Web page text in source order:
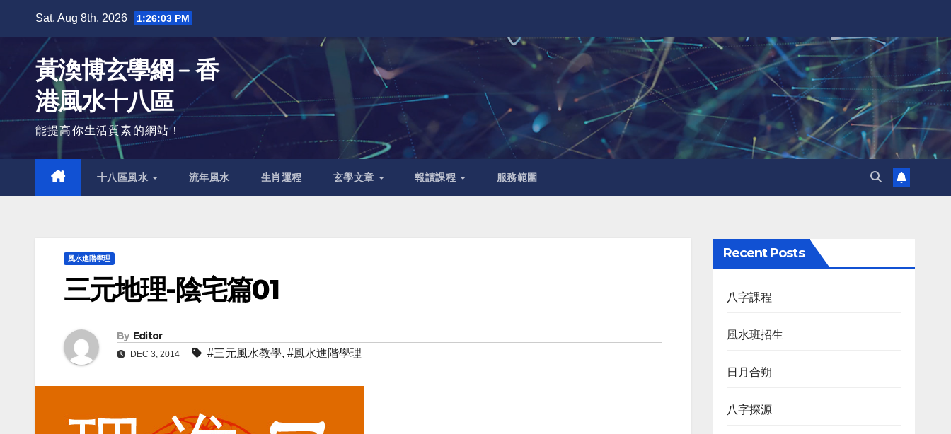
content
Sat. Aug 8th, 2026 1:26:04 PM
黃渙博玄學網﹣香
港風水十八區
能提高你生活質素的網站！
十八區風水 流年風水 生肖運程 玄學文章 報讀課程 服務範圍
風水進階學理
三元地理-陰宅篇01
By Editor
DEC 3, 2014 #三元風水教學, #風水進階學理
Recent Posts
八字課程
風水班招生
日月合朔
八字探源